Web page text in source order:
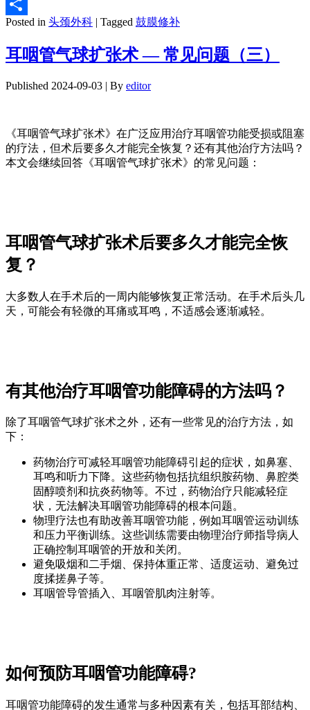
Email
分
享
Posted in 头颈外科 | Tagged 鼓膜修补
耳咽管气球扩张术 — 常见问题（三）
Published 2024-09-03 | By editor
《耳咽管气球扩张术》在广泛应用治疗耳咽管功能受损或阻塞
的疗法，但术后要多久才能完全恢复？还有其他治疗方法吗？
本文会继续回答《耳咽管气球扩张术》的常见问题：
耳咽管气球扩张术后要多久才能完全恢
复？
大多数人在手术后的一周内能够恢复正常活动。在手术后头几
天，可能会有轻微的耳痛或耳鸣，不适感会逐渐减轻。
有其他治疗耳咽管功能障碍的方法吗？
除了耳咽管气球扩张术之外，还有一些常见的治疗方法，如
下：
药物治疗可减轻耳咽管功能障碍引起的症状，如鼻塞、
耳鸣和听力下降。这些药物包括抗组织胺药物、鼻腔类
固醇喷剂和抗炎药物等。不过，药物治疗只能减轻症
状，无法解决耳咽管功能障碍的根本问题。
物理疗法也有助改善耳咽管功能，例如耳咽管运动训练
和压力平衡训练。这些训练需要由物理治疗师指导病人
正确控制耳咽管的开放和关闭。
避免吸烟和二手烟、保持体重正常、适度运动、避免过
度揉搓鼻子等。
耳咽管导管插入、耳咽管肌肉注射等。
如何预防耳咽管功能障碍?
耳咽管功能障碍的发生通常与多种因素有关，包括耳部结构、